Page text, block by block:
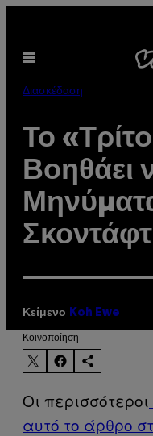
περιεχόμενο
Ανοίξτε
Διασκέδαση
Το
Βοηθάει
Κείμενο Koh Ewe
Kοινοποίηση
Οι περισσότεροι
αυτό το άρθρο